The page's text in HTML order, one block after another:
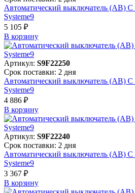
Автоматический выключатель (АВ)
Systeme9
5 105 ₽
В корзинy
Артикул: S9F22250
Срок поставки: 2 дня
Автоматический выключатель (АВ)
Systeme9
4 886 ₽
В корзинy
Артикул: S9F22240
Срок поставки: 2 дня
Автоматический выключатель (АВ)
Systeme9
3 367 ₽
В корзинy